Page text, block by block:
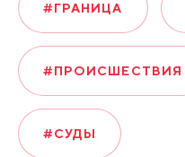
#ГРАНИЦА
#ПРОИСШЕСТВИЯ
#СУДЫ